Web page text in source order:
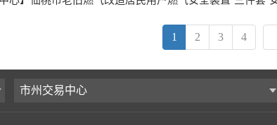
1 2 3 4
市州交易中心